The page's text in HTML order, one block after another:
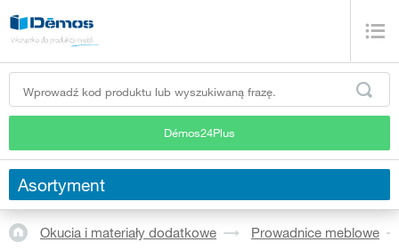
Démos24Plus
Asortyment
Okucia i materiały dodatkowe Prowadnice meblowe